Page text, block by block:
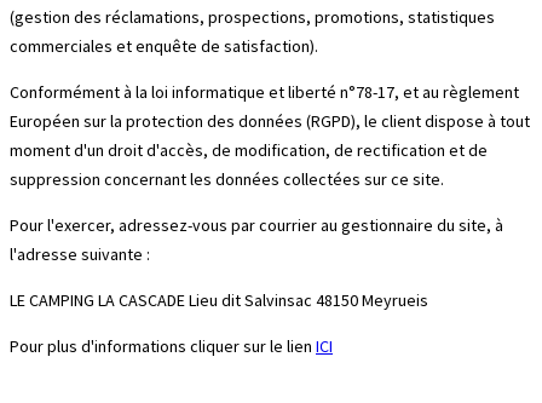
(gestion des réclamations, prospections, promotions, statistiques
commerciales et enquête de satisfaction).
Conformément à la loi informatique et liberté n°78-17, et au règlement
Européen sur la protection des données (RGPD), le client dispose à tout
moment d'un droit d'accès, de modification, de rectification et de
suppression concernant les données collectées sur ce site.
Pour l'exercer, adressez-vous par courrier au gestionnaire du site, à
l'adresse suivante :
LE CAMPING LA CASCADE Lieu dit Salvinsac 48150 Meyrueis
Pour plus d'informations cliquer sur le lien ICI